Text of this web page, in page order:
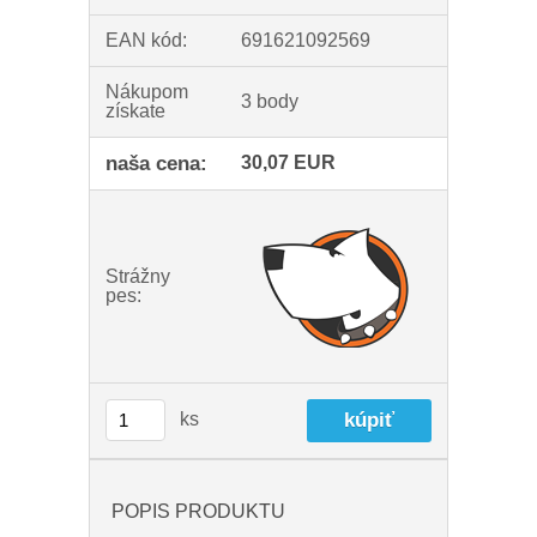
EAN kód: 691621092569
Nákupom
získate
3 body
naša cena: 30,07 EUR
Strážny
pes:
ks
POPIS PRODUKTU